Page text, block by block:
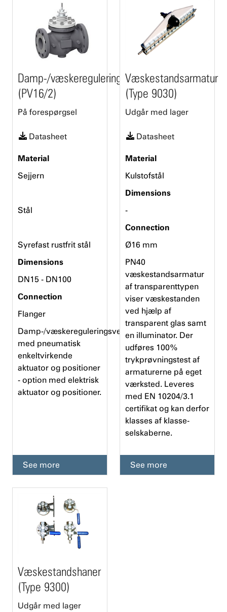
Damp-/væskereguleringsventil
(PV16/2)
På forespørgsel
Datasheet
Material
Sejjern
Stål
Syrefast rustfrit stål
Dimensions
DN15 - DN100
Connection
Flanger
Damp-/væskereguleringsventil
med pneumatisk
enkeltvirkende
aktuator og positioner
- option med elektrisk
aktuator og positioner.
See more
Væskestandsarmatur
(Type 9030)
Udgår med lager
Datasheet
Material
Kulstofstål
Dimensions
-
Connection
Ø16 mm
PN40
væskestandsarmatur
af transparenttypen
viser væskestanden
ved hjælp af
transparent glas samt
en illuminator. Der
udføres 100%
trykprøvningstest af
armaturerne på eget
værksted. Leveres
med EN 10204/3.1
certifikat og kan derfor
klasses af klasse-
selskaberne.
See more
Væskestandshaner
(Type 9300)
Udgår med lager